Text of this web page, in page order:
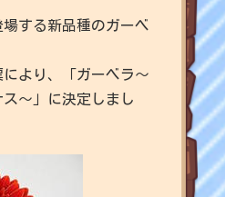
する新品種のガーベ
より、「ガーベラ～
～」に決定しまし